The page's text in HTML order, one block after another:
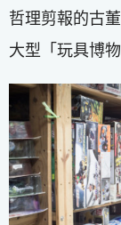
哲理剪報的古
大型「玩具博